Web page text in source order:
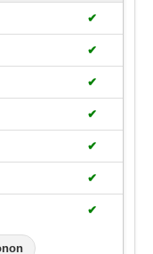
✔
✔
✔
✔
✔
✔
✔